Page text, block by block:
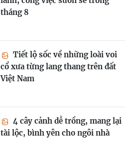
tháng 8
Tiết lộ sốc về những loài voi
cổ xưa từng lang thang trên đất
Việt Nam
4 cây cảnh dễ trồng, mang lại
tài lộc, bình yên cho ngôi nhà